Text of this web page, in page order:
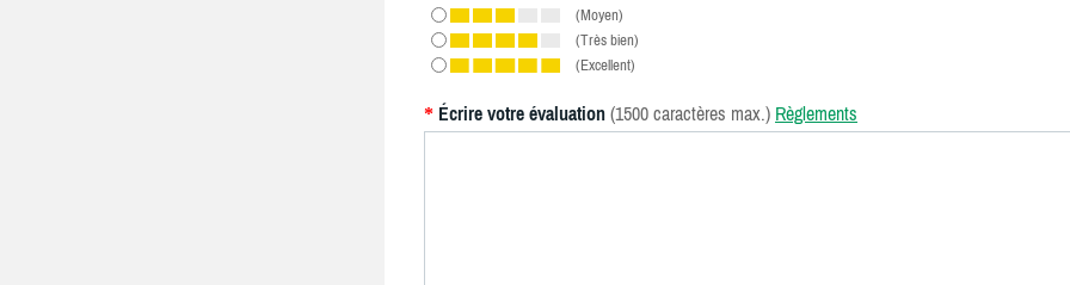
(Moyen)
(Très bien)
(Excellent)
* Écrire votre évaluation (1500 caractères max.) Règlements